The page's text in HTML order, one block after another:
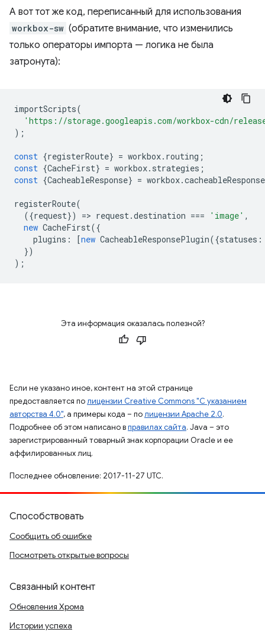
А вот тот же код, переписанный для использования
workbox-sw (обратите внимание, что изменились
только операторы импорта — логика не была
затронута):
importScripts(
'https://storage.googleapis.com/workbox-cdn/
);
const {registerRoute} = workbox. routing ;
const {CacheFirst} = workbox. strategies ;
const {CacheableResponse} = workbox.cacheableResponse
registerRoute(
({request}) => request.destination === 'image' ,
new CacheFirst({
plugins : [new CacheableResponsePlugin({statuses :
})
);
Эта информация оказалась полезной?
Если не указано иное, контент на этой странице
предоставляется полицензии Creative Commons "С указанием
авторства 4.0", а примеры кода – полицензии Apache 2.0.
Подробнее об этом написано вправилах сайта. Java – это
зарегистрированный товарный знак корпорации Oracle и ее
аффилированных лиц.
Последнее обновление: 2017-11-27 UTC.
Способствовать
Сообщить об ошибке
Посмотреть открытые вопросы
Связанный контент
Обновления Хрома
Истории успеха